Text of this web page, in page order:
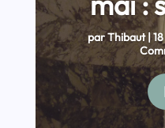
parThibaut|